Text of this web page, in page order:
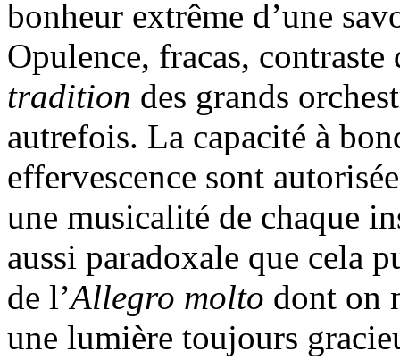
bonheur extrême d’une
Opulence, fracas,
tradition des grands
autrefois. La capacité à
effervescence sont
une musicalité de chaque
aussi paradoxale que cela
de l’Allegro molto dont on
une lumière toujours